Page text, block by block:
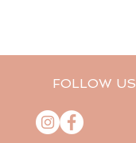
FOLLOW US